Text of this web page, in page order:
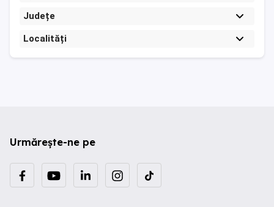
Județe
Localități
Urmărește-ne pe